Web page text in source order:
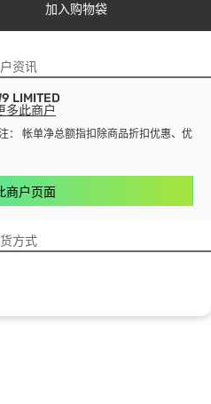
加入购物袋
资讯
LIMITED
多此商户
： 帐单净总额指扣除商品折扣优惠、优惠
商户页面
方式